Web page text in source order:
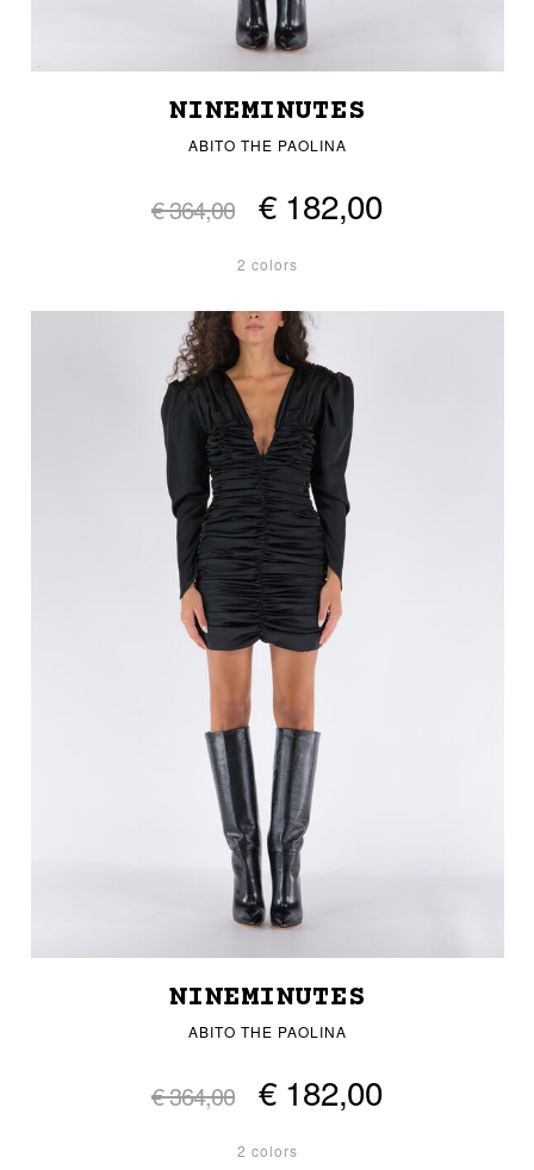
NINEMINUTES
ABITO THE PAOLINA
€ 364,00 € 182,00
2 colors
NINEMINUTES
ABITO THE PAOLINA
€ 364,00 € 182,00
2 colors